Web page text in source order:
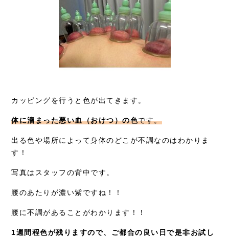
カッピングを行うと色が出てきます。
体に溜まった悪い血（おけつ）の色です。
出る色や場所によって身体のどこが不調なのはわかりま
す！
写真はスタッフの背中です。
腰のあたりが濃い紫ですね！！
腰に不調があることがわかります！！
1週間程色が残りますので、ご都合の良い日で是非お試し